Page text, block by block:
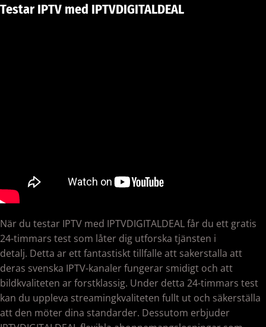
Testar IPTV med IPTVDIGITALDEAL
När du testar IPTV med IPTVDIGITALDEAL får du ett gratis
24-timmars test som låter dig utforska tjänsten i
detalj. Detta ar ett fantastiskt tillfalle att sakerstalla att
deras svenska IPTV-kanaler fungerar smidigt och att
bildkvaliteten ar forstklassig. Under detta 24-timmars test
kan du uppleva streamingkvaliteten fullt ut och säkerställa
att den möter dina standarder. Dessutom erbjuder